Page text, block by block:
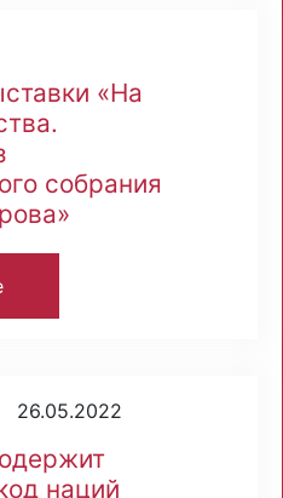
«На
собрания
наций